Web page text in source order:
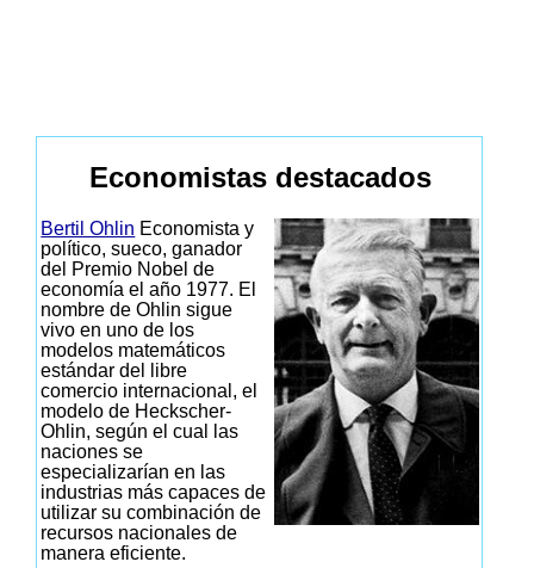
Economistas destacados
Bertil Ohlin Economista y
político, sueco, ganador
del Premio Nobel de
economía el año 1977. El
nombre de Ohlin sigue
vivo en uno de los
modelos matemáticos
estándar del libre
comercio internacional, el
modelo de Heckscher-
Ohlin, según el cual las
naciones se
especializarían en las
industrias más capaces de
utilizar su combinación de
recursos nacionales de
manera eficiente.